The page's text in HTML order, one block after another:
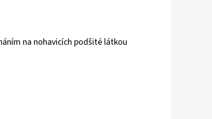
na nohavicích podšité látkou